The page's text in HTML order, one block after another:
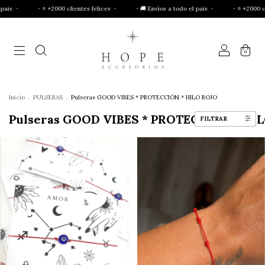
+2000 clientes felices ・ ・🚚 Envíos a todo el país ・ ・⭐ +2000 clientes felices
0
Inicio . PULSERAS . Pulseras GOOD VIBES * PROTECCIÓN * HILO ROJO
Pulseras GOOD VIBES * PROTECCIÓN *
FILTRAR